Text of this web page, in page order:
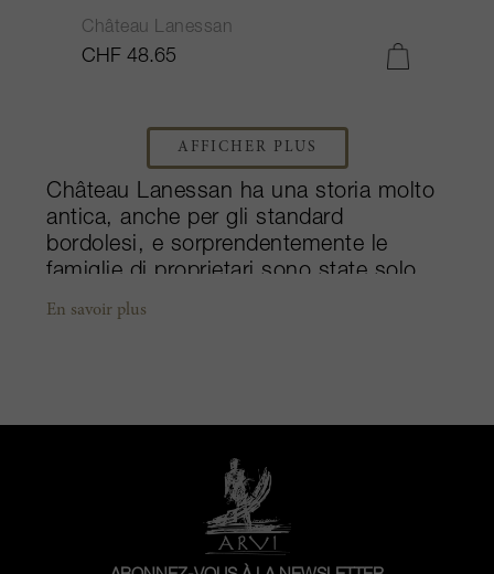
Château Lanessan
CHF 48.65
AFFICHER PLUS
Château Lanessan ha una storia molto
antica, anche per gli standard
bordolesi, e sorprendentemente le
famiglie di proprietari sono state solo
due. La documentazione della tenuta
afferma che essa esisteva già nel XIV
ultimi operavano come mercanti a
Bordeaux e hanno sviluppato la tenuta
in termini sia di quantità che di qualità.
Nonostante fosse antico e ben stabilito,
Lanessan non riuscì a entrare nella
Classificazione del 1855. Secondo gli
En savoir plus